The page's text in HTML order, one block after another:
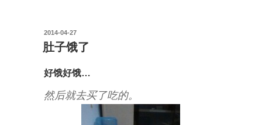
投
稿
日:
2014-04-27
肚子饿了
好饿好饿…
然后就去买了吃的。